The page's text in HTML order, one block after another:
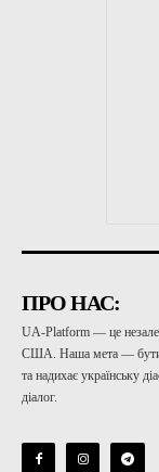
ПРО НАС:
UA-Platform — це
США. Наша мета — бути
та надихає українську
діалог.